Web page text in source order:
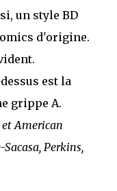
un style BD
d'origine.
est la
grippe A.
et American
Perkins,